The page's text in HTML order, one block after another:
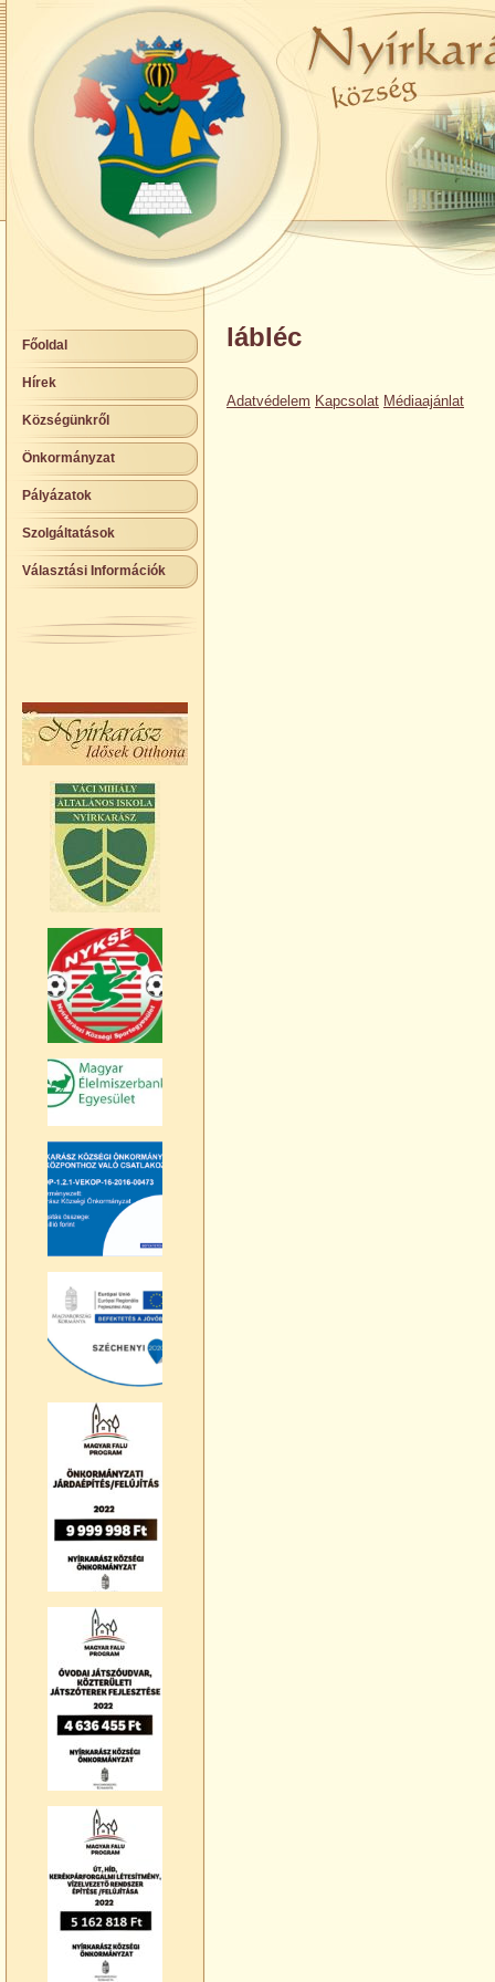
Főoldal
Hírek
Községünkről
Önkormányzat
Pályázatok
Szolgáltatások
Választási Információk
lábléc
Adatvédelem Kapcsolat Médiaajánlat